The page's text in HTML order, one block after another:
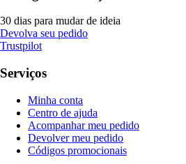
30 dias para mudar de ideia
Devolva seu pedido
Trustpilot
Serviços
Minha conta
Centro de ajuda
Acompanhar meu pedido
Devolver meu pedido
Códigos promocionais